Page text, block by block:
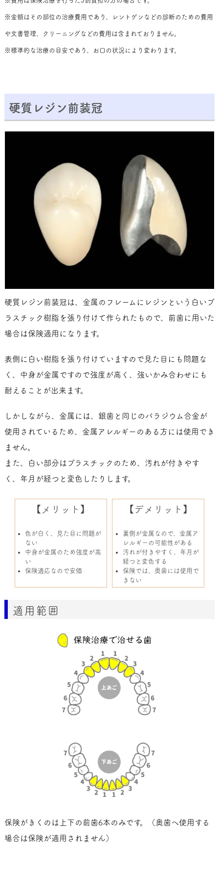
※金額はその部位の治療費用であり、レントゲンなどの診断のための費用
や文書管理、クリーニングなどの費用は含まれておりません。
※標準的な治療の目安であり、お口の状況により変わります。
硬質レジン前装冠
硬質レジン前装冠は、金属のフレームにレジンという白いプ
ラスチック樹脂を張り付けて作られたもので、前歯に用いた
場合は保険適用になります。
表側に白い樹脂を張り付けていますので見た目にも問題な
く、中身が金属ですので強度が高く、強いかみ合わせにも
耐えることが出来ます。
しかしながら、金属には、銀歯と同じのパラジウム合金が
使用されているため、金属アレルギーのある方には使用でき
ません。
また、白い部分はプラスチックのため、汚れが付きやす
く、年月が経つと変色したりします。
【メリット】
色が白く、見た目に問題が
ない
中身が金属のため強度が高
い
保険適応なので安価
【デメリット】
裏側が金属なので、金属ア
レルギーの可能性がある
汚れが付きやすく、年月が
経つと変色する
保険では、奥歯には使用で
きない
適用範囲
保険がきくのは上下の前歯6本のみです。（奥歯へ使用する
場合は保険が適用されません）